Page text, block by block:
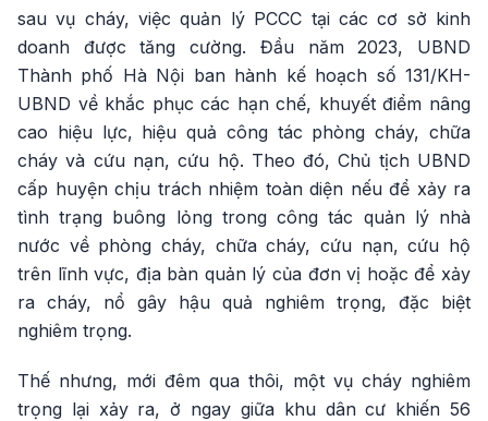
sau vụ cháy, việc quản lý PCCC tại các cơ sở kinh
doanh được tăng cường. Đầu năm 2023, UBND
Thành phố Hà Nội ban hành kế hoạch số 131/KH-
UBND về khắc phục các hạn chế, khuyết điểm nâng
cao hiệu lực, hiệu quả công tác phòng cháy, chữa
cháy và cứu nạn, cứu hộ. Theo đó, Chủ tịch UBND
cấp huyện chịu trách nhiệm toàn diện nếu để xảy ra
tình trạng buông lỏng trong công tác quản lý nhà
nước về phòng cháy, chữa cháy, cứu nạn, cứu hộ
trên lĩnh vực, địa bàn quản lý của đơn vị hoặc để xảy
ra cháy, nổ gây hậu quả nghiêm trọng, đặc biệt
nghiêm trọng.
Thế nhưng, mới đêm qua thôi, một vụ cháy nghiêm
trọng lại xảy ra, ở ngay giữa khu dân cư khiến 56